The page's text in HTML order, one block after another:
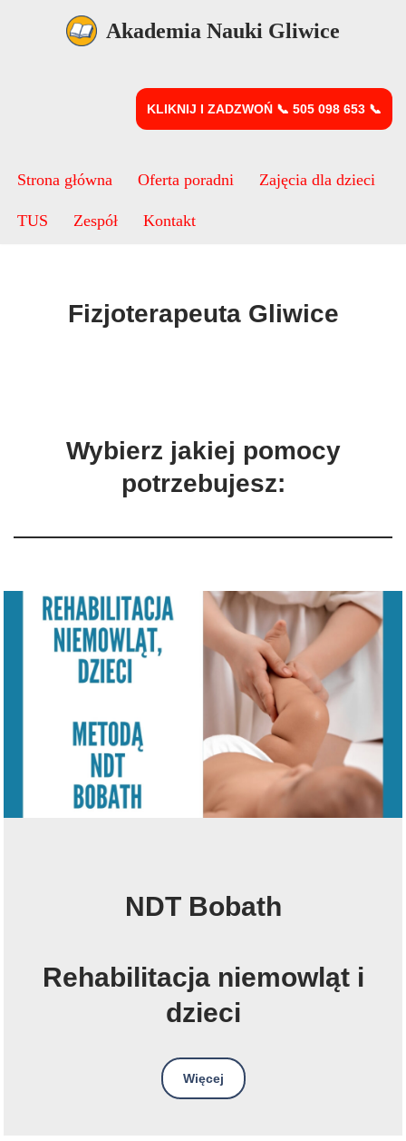
Akademia Nauki Gliwice
KLIKNIJ I ZADZWOŃ 📞 505 098 653 📞
Strona główna Oferta poradni Zajęcia dla dzieci
TUS Zespół Kontakt
Fizjoterapeuta Gliwice
Wybierz jakiej pomocy
potrzebujesz:
NDT Bobath
Rehabilitacja niemowląt i
dzieci
Więcej